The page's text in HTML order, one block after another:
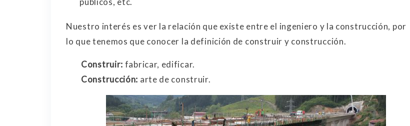
Nuestro interés es ver la relación que existe entre el ingeniero y la construcción, por
lo que tenemos que conocer la definición de construir y construcción.
Construir: fabricar, edificar.
Construcción: arte de construir.